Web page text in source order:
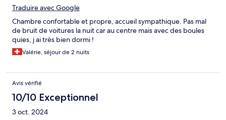
Traduire avec Google
Chambre confortable et propre, accueil sympathique. Pas mal
de bruit de voitures la nuit car au centre mais avec des boules
quies, j ai très bien dormi !
Valérie, séjour de 2 nuits
Avis vérifié
10/10 Exceptionnel
3 oct. 2024